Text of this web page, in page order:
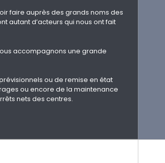
faire auprès des grands noms des
autant d’acteurs qui nous ont fait
accompagnons une grande
ou de remise en état
ou encore de la maintenance
nets des centres.